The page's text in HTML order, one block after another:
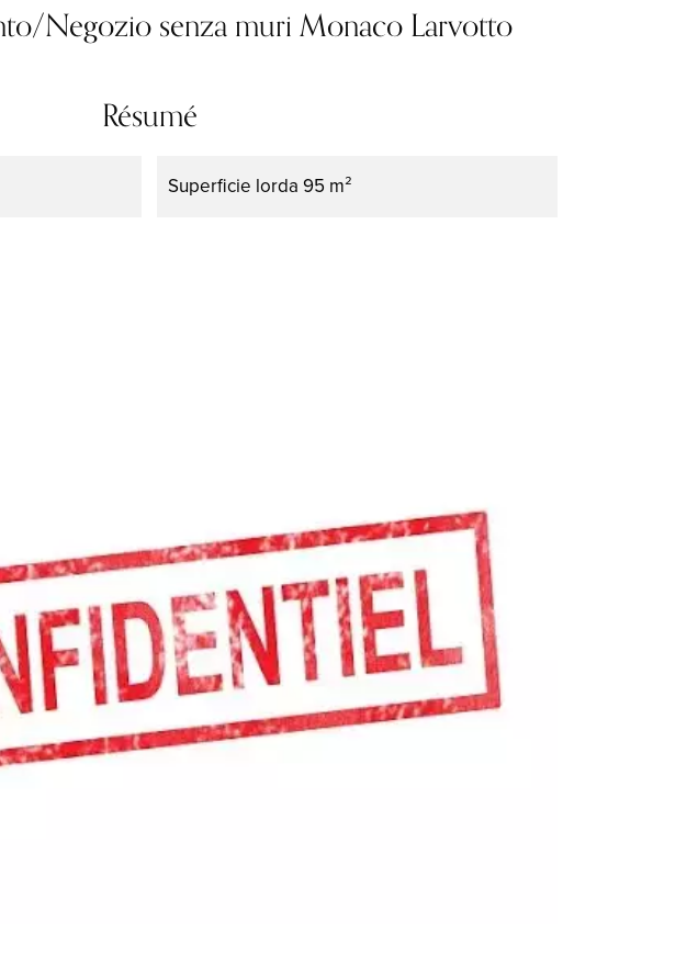
Negozio senza muri Monaco Larvotto
Résumé
Superficie lorda95 m²